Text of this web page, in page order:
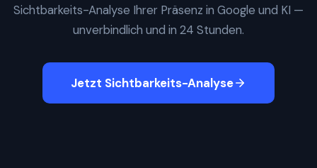
Sichtbarkeits-Analyse Ihrer Präsenz in Google und KI —
unverbindlich und in 24 Stunden.
Jetzt Sichtbarkeits-Analyse